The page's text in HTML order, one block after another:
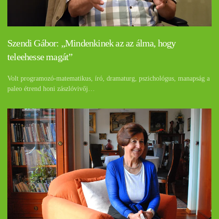
Szendi Gábor: „Mindenkinek az az álma, hogy
teleehesse magát”
Volt programozó-matematikus, író, dramaturg, pszichológus, manapság a
paleo étrend honi zászlóvivőj…